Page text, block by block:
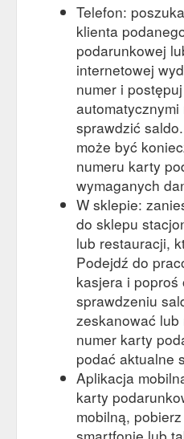
Telefon:
klienta
podarunkowej
internetowej
numer i
sprawdzić
może być
numeru karty
wymaganych
W sklepie:
do sklepu
lub restauracji,
Podejdź do
kasjera i poproś
sprawdzeniu
zeskanować
numer karty
podać aktualne
Aplikacja
karty
mobilną,